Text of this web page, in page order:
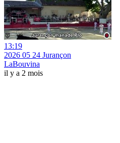
13:19
2026 05 24 Jurançon
LaBouvina
il y a 2 mois